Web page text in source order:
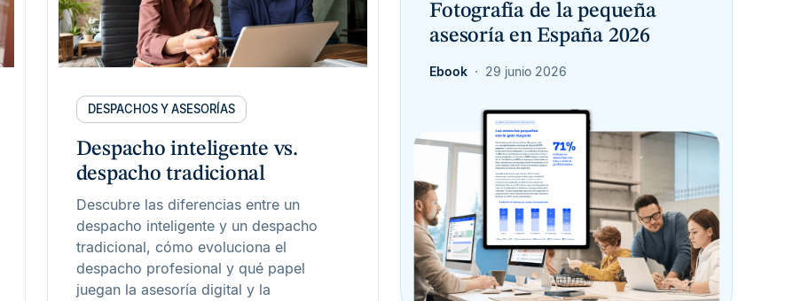
DESPACHOS Y ASESORÍAS
Despacho inteligente vs.
despacho tradicional
Descubre las diferencias entre un
despacho inteligente y un despacho
tradicional, cómo evoluciona el
despacho profesional y qué papel
juegan la asesoría digital y la
Fotografía de la pequeña
asesoría en España 2026
Ebook 29 junio 2026